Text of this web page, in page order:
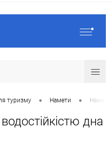
туризму • Намети •
дна